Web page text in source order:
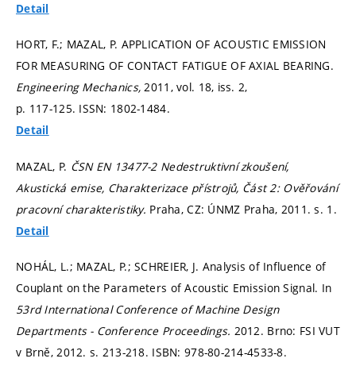
Detail
HORT, F.; MAZAL, P. APPLICATION OF ACOUSTIC EMISSION
FOR MEASURING OF CONTACT FATIGUE OF AXIAL BEARING.
Engineering Mechanics,2011, vol. 18, iss. 2,
p. 117-125. ISSN: 1802-1484.
Detail
MAZAL, P. ČSN EN 13477-2 Nedestruktivní zkoušení,
Akustická emise, Charakterizace přístrojů, Část 2: Ověřování
pracovní charakteristiky. Praha, CZ: ÚNMZ Praha, 2011.s. 1.
Detail
NOHÁL, L.; MAZAL, P.; SCHREIER, J. Analysis of Influence of
Couplant on the Parameters of Acoustic Emission Signal. In
53rd International Conference of Machine Design
Departments - Conference Proceedings. 2012. Brno: FSI VUT
v Brně, 2012. s. 213-218. ISBN: 978-80-214-4533-8.